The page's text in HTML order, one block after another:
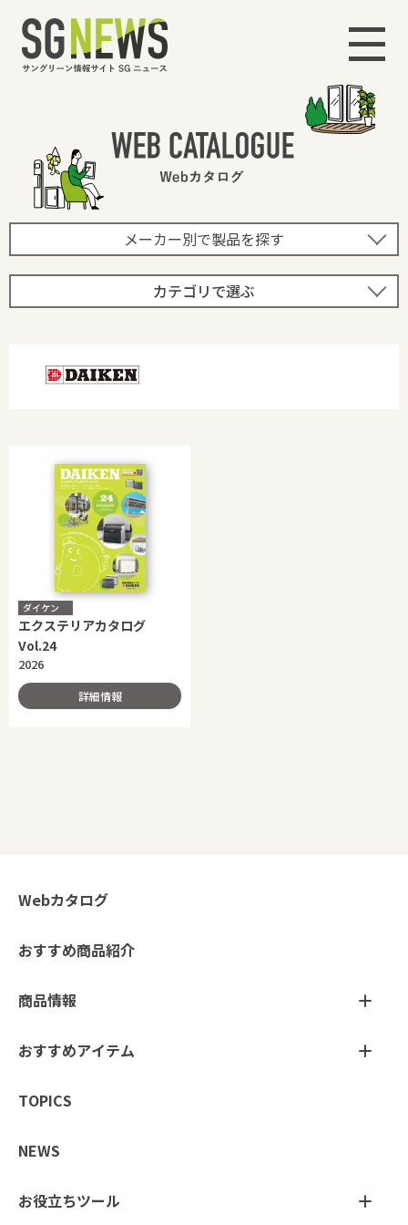
メーカー別で製品を探す
カテゴリで選ぶ
ダイケン
エクステリアカタログ
Vol.24
2026
詳細情報
Webカタログ
おすすめ商品紹介
商品情報
おすすめアイテム
TOPICS
NEWS
お役立ちツール